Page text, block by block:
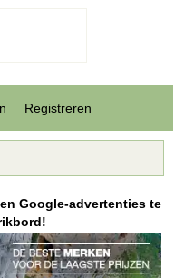
Registreren
Google-advertenties te